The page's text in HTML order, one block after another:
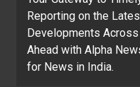
Reporting on the
Developments
Ahead with Alpha
for News in India.